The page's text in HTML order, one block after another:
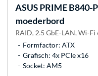
ASUS PRIME B840-
moederbord
RAID, 2.5 GbE-LAN, Wi-Fi
Formfactor: ATX
Grafisch: 4x PCIe x16
Socket: AM5